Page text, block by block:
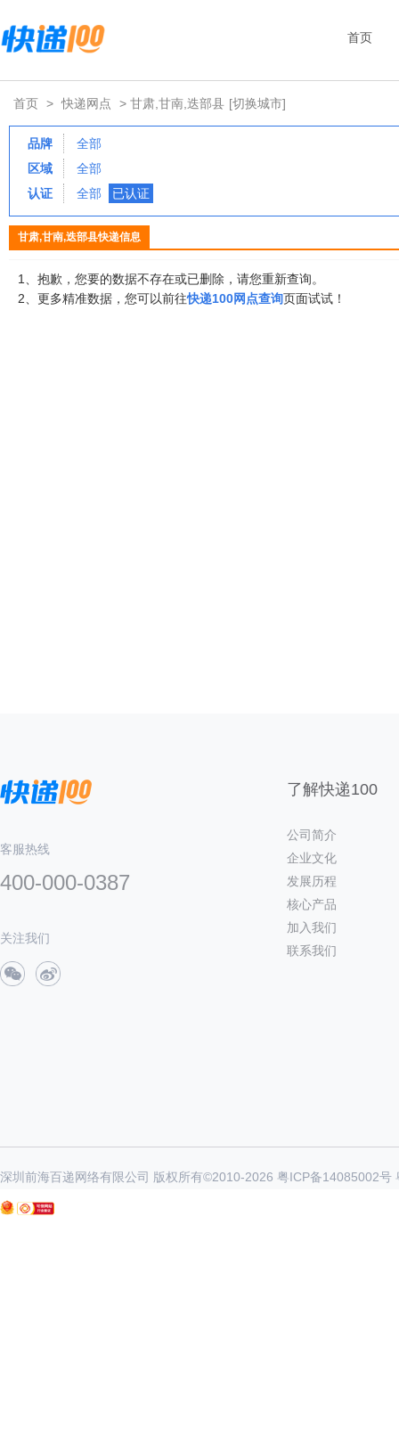
首页
首页 > 快递网点 > 甘肃,甘南,迭部县 [切换城市]
品牌
全部
区域
全部
认证
全部 已认证
甘肃,甘南,迭部县快递信息
1、抱歉，您要的数据不存在或已删除，请您重新查询。
2、更多精准数据，您可以前往快递100网点查询页面试试！
客服热线
400-000-0387
关注我们
了解快递100
公司简介
企业文化
发展历程
核心产品
加入我们
联系我们
深圳前海百递网络有限公司 版权所有©2010-2026 粤ICP备14085002号